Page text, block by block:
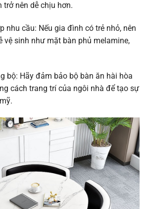
trở nên dễ chịu hơn.
nhu cầu: Nếu gia đình có trẻ nhỏ, nên
vệ sinh như mặt bàn phủ melamine,
bộ: Hãy đảm bảo bộ bàn ăn hài hòa
cách trang trí của ngôi nhà để tạo sự